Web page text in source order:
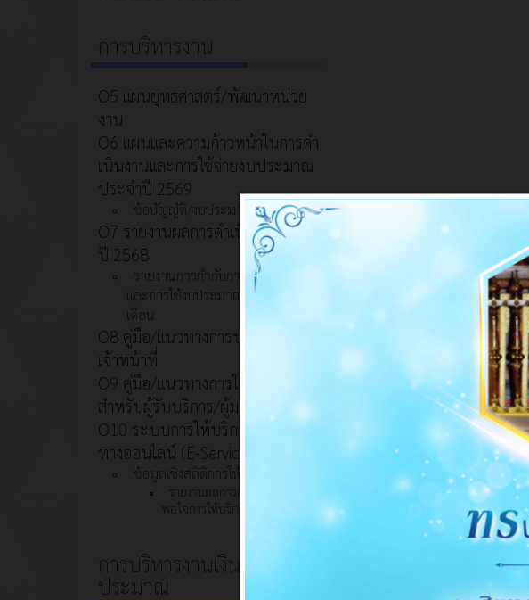
การบริหารงาน
O5 แผนยุทธศาสตร์/พัฒนาหน่วย
งาน
O6 แผนและความก้าวหน้าในการดํา
เนินงานและการใช้จ่ายงบประมาณ
ประจําปี 2569
ข้อบัญญัติ/งบประมาณ
O7 รายงานผลการดำเนินงานประจำ
ปี 2568
รายงานการกำกับการดำเนินงาน
และการใช้งบประมาณประจำปี รอบ 6
เดือน
O8 คู่มือ/แนวทางการปฏิบัติงานของ
เจ้าหน้าที่
O9 คู่มือ/แนวทางการให้บริการ
สำหรับผู้รับบริการ/ผู้มาติดต่อ
O10 ระบบการให้บริการผ่านซ่อง
ทางออนไลน์ (E-Service)
ข้อมูลเชิงสถิติการให้บริการ
รายงานผลการสำรวจความพึง
พอใจการให้บริการ
การบริหารงานเงินงบ
ประมาณ